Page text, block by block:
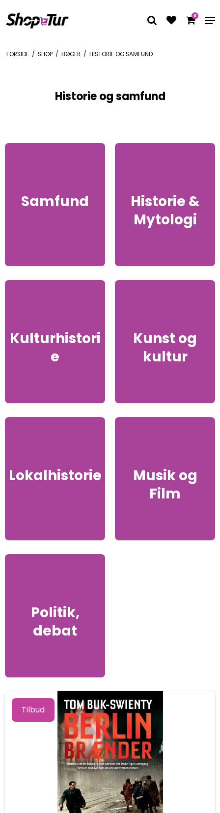
0
FORSIDE / SHOP / BØGER / HISTORIE OG SAMFUND
Historie og samfund
Samfund
Historie &
Mytologi
Kulturhistori
e
Kunst og
kultur
Lokalhistorie
Musik og
Film
Politik,
debat
Tilbud